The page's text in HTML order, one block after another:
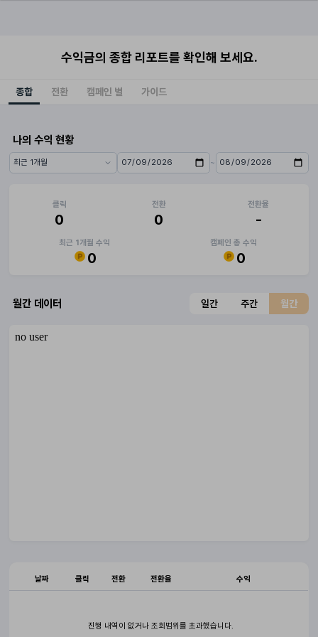
수익금의 종합 리포트를 확인해 보세요.
종합 전환 캠페인 별 가이드
나의 수익 현황
기간 프리셋 시작일 ~
종료일
클릭
0
전환
0
전환율
-
최근 1개월 수익
0
캠페인 총 수익
0
월간 데이터 일간 주간 월간
날짜 클릭 전환 전환율 수익
진행 내역이 없거나 조회범위를 초과했습니다.